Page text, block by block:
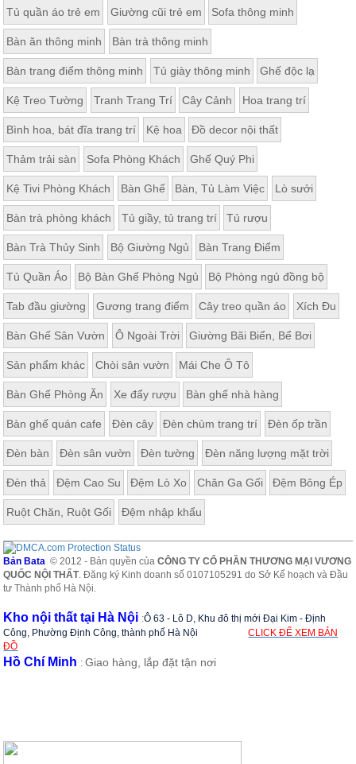
Tủ quần áo trẻ em Giường cũi trẻ em Sofa thông minh
Bàn ăn thông minh Bàn trà thông minh
Bàn trang điểm thông minh Tủ giày thông minh Ghế độc lạ
Kệ Treo Tường Tranh Trang Trí Cây Cảnh Hoa trang trí
Bình hoa, bát đĩa trang trí Kệ hoa Đồ decor nội thất
Thảm trải sàn Sofa Phòng Khách Ghế Quý Phi
Kệ Tivi Phòng Khách Bàn Ghế Bàn, Tủ Làm Việc Lò sưởi
Bàn trà phòng khách Tủ giầy, tủ trang trí Tủ rượu
Bàn Trà Thủy Sinh Bộ Giường Ngủ Bàn Trang Điểm
Tủ Quần Áo Bộ Bàn Ghế Phòng Ngủ Bộ Phòng ngủ đồng bộ
Tab đầu giường Gương trang điểm Cây treo quần áo Xích Đu
Bàn Ghế Sân Vườn Ô Ngoài Trời Giường Bãi Biển, Bể Bơi
Sản phẩm khác Chòi sân vườn Mái Che Ô Tô
Bàn Ghế Phòng Ăn Xe đẩy rượu Bàn ghế nhà hàng
Bàn ghế quán cafe Đèn cây Đèn chùm trang trí Đèn ốp trần
Đèn bàn Đèn sân vườn Đèn tường Đèn năng lượng mặt trời
Đèn thả Đệm Cao Su Đệm Lò Xo Chăn Ga Gối Đệm Bông Ép
Ruột Chăn, Ruột Gối Đệm nhập khẩu
Bản Bata © 2012 - Bản quyền củaCÔNG TY CỔ PHẦN THƯƠNG MẠI VƯƠNG
QUỐC NỘI THẤT. Đăng ký Kinh doanh số 0107105291 do Sở Kế hoạch và Đầu
tư Thành phố Hà Nội.
Kho nội thất tại Hà Nội :Ô 63 - Lô D, Khu đô thị mới Đại Kim - Định
Công, Phường Định Công, thành phố Hà Nội
CLICK ĐỂ XEM BẢN
ĐỒ
Hồ Chí Minh :Giao hàng, lắp đặt tận nơi